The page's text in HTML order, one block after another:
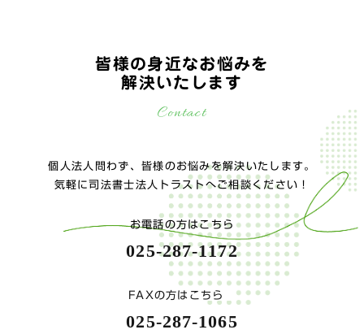
皆様の身近なお悩みを
解決いたします
Contact
個人法人問わず、皆様のお悩みを解決いたします。
気軽に司法書士法人トラストへご相談ください！
お電話の方はこちら
025-287-1172
FAXの方はこちら
025-287-1065